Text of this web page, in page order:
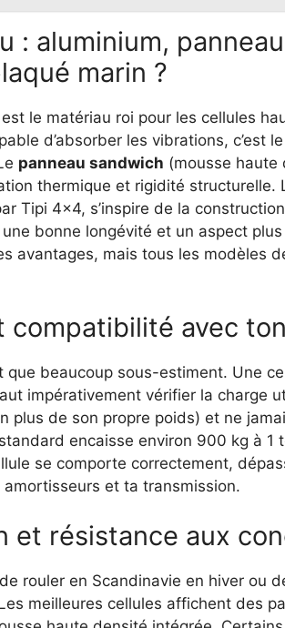
: aluminium,
marin ?
est le matériau roi pour les cellules
d’absorber les vibrations, c’est
panneau sandwich (mousse haute
thermique et rigidité structurelle.
Tipi 4×4, s’inspire de la
bonne longévité et un aspect plus
avantages, mais tous les modèles
compatibilité avec
que beaucoup sous-estiment. Une
impérativement vérifier la charge
plus de son propre poids) et ne
encaisse environ 900 kg à 1
se comporte correctement,
et ta transmission.
et résistance aux
rouler en Scandinavie en hiver ou
meilleures cellules affichent des